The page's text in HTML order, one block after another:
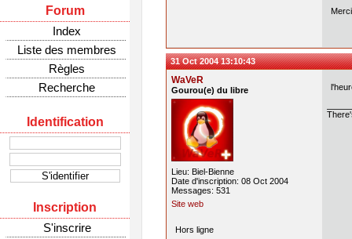
Forum
Index
Liste des membres
Règles
Recherche
Identification
Inscription
S'inscrire
31 Oct 2004 13:10:43
WaVeR
Gourou(e) du libre
Lieu: Biel-Bienne
Date d'inscription: 08 Oct 2004
Messages: 531
Site web
Hors ligne